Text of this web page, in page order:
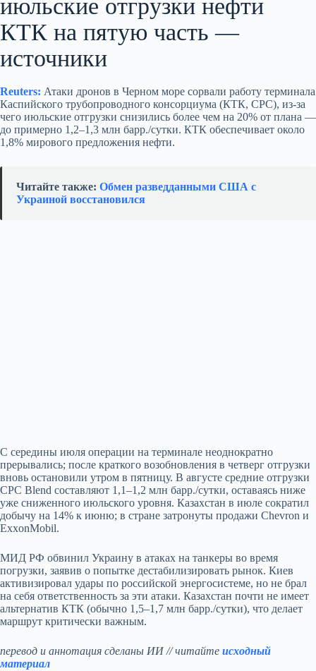
июльские отгрузки нефти
КТК на пятую часть —
источники
Reuters: Атаки дронов в Черном море сорвали работу терминала
Каспийского трубопроводного консорциума (КТК, CPC), из‑за
чего июльские отгрузки снизились более чем на 20% от плана —
до примерно 1,2–1,3 млн барр./сутки. КТК обеспечивает около
1,8% мирового предложения нефти.
Читайте также: Обмен разведданными США с
Украиной восстановился
С середины июля операции на терминале неоднократно
прерывались; после краткого возобновления в четверг отгрузки
вновь остановили утром в пятницу. В августе средние отгрузки
CPC Blend составляют 1,1–1,2 млн барр./сутки, оставаясь ниже
уже сниженного июльского уровня. Казахстан в июле сократил
добычу на 14% к июню; в стране затронуты продажи Chevron и
ExxonMobil.
МИД РФ обвинил Украину в атаках на танкеры во время
погрузки, заявив о попытке дестабилизировать рынок. Киев
активизировал удары по российской энергосистеме, но не брал
на себя ответственность за эти атаки. Казахстан почти не имеет
альтернатив КТК (обычно 1,5–1,7 млн барр./сутки), что делает
маршрут критически важным.
перевод и аннотация сделаны ИИ // читайте исходный
материал